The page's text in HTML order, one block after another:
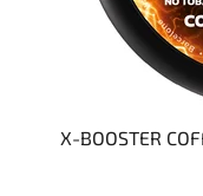
X-BOOSTER